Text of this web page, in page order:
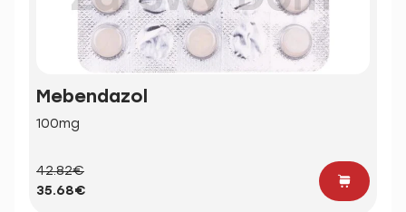
Mebendazol
100mg
42.82€
35.68€